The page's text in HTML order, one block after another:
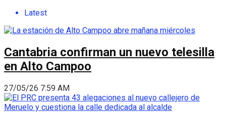
Latest
Cantabria confirman un nuevo telesilla
en Alto Campoo
27/05/26 7:59 AM